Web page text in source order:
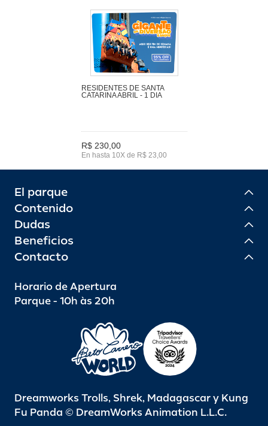
RESIDENTES DE SANTA
CATARINA ABRIL - 1 DIA
R$ 230,00
En hasta 10X de R$ 23,00
El parque
Contenido
Dudas
Beneficios
Contacto
Horario de Apertura
Parque - 10h às 20h
Dreamworks Trolls, Shrek, Madagascar y Kung
Fu Panda © DreamWorks Animation L.L.C.